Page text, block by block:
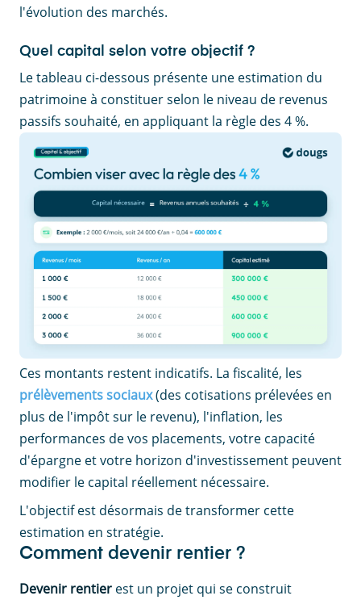
l'évolution des marchés.
Quel capital selon votre objectif ?
Le tableau ci-dessous présente une estimation du
patrimoine à constituer selon le niveau de revenus
passifs souhaité, en appliquant la règle des 4 %.
Ces montants restent indicatifs. La fiscalité, les
prélèvements sociaux(des cotisations prélevées en
plus de l'impôt sur le revenu), l'inflation, les
performances de vos placements, votre capacité
d'épargne et votre horizon d'investissement peuvent
modifier le capital réellement nécessaire.
L'objectif est désormais de transformer cette
estimation en stratégie.
Comment devenir rentier ?
Devenir rentier est un projet qui se construit